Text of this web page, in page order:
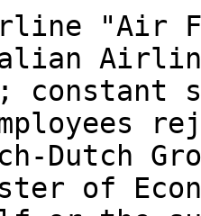
"Air
Dutch
of